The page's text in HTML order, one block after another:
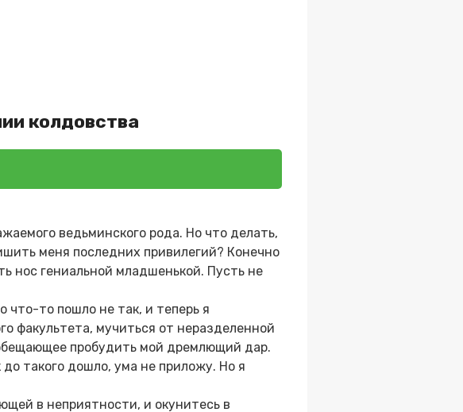
колдовства
ведьминского рода. Но что делать,
меня последних привилегий? Конечно
нос гениальной младшенькой. Пусть не
что-то пошло не так, и теперь я
факультета, мучиться от неразделенной
пробудить мой дремлющий дар.
такого дошло, ума не приложу. Но я
в неприятности, и окунитесь в